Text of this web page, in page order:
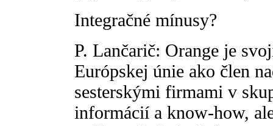
Integračné mínusy?
P. Lančarič: Orange je
Európskej únie ako člen
sesterskými firmami v
informácií a know-how,